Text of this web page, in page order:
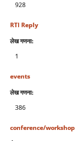
928
RTI Reply
लेख गणना:
1
events
लेख गणना:
386
conference/workshop